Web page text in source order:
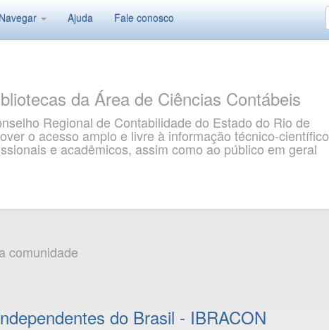
Navegar Ajuda Fale conosco
da Área de Ciências Contábeis
Regional de Contabilidade do Estado do Rio de
o acesso amplo e livre à informação técnico-científico
e acadêmicos, assim como ao público em geral
comunidade
do Brasil - IBRACON